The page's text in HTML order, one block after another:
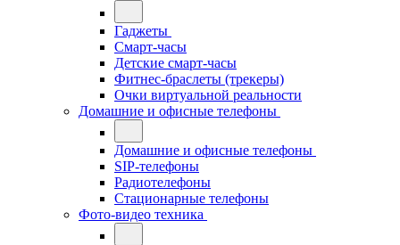
Гаджеты
Смарт-часы
Детские смарт-часы
Фитнес-браслеты (трекеры)
Очки виртуальной реальности
Домашние и офисные телефоны
Домашние и офисные телефоны
SIP-телефоны
Радиотелефоны
Стационарные телефоны
Фото-видео техника